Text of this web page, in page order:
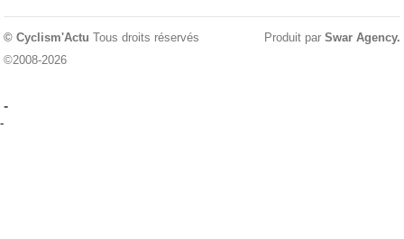
© Cyclism'Actu Tous droits réservés
©2008-2026
Produit par Swar Agency.
-
-